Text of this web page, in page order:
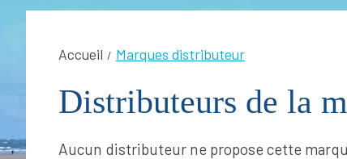
Accueil Marques distributeur
Distributeurs de la
Aucun distributeur ne propose cette